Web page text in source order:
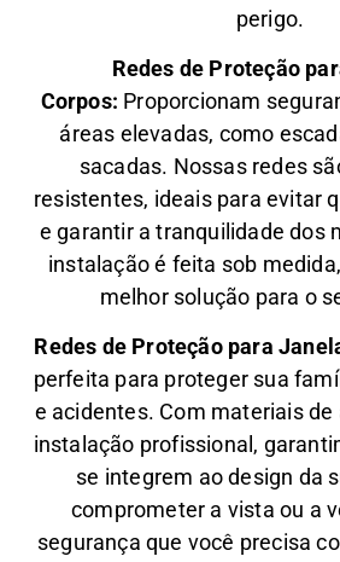
perigo.
Redes de Proteção
Corpos: Proporcionam
áreas elevadas, como
sacadas. Nossas redes
resistentes, ideais para evitar
e garantir a tranquilidade dos
instalação é feita sob
melhor solução para o
Redes de Proteção para
perfeita para proteger sua
e acidentes. Com materiais
instalação profissional,
se integrem ao design da
comprometer a vista ou a
segurança que você precisa